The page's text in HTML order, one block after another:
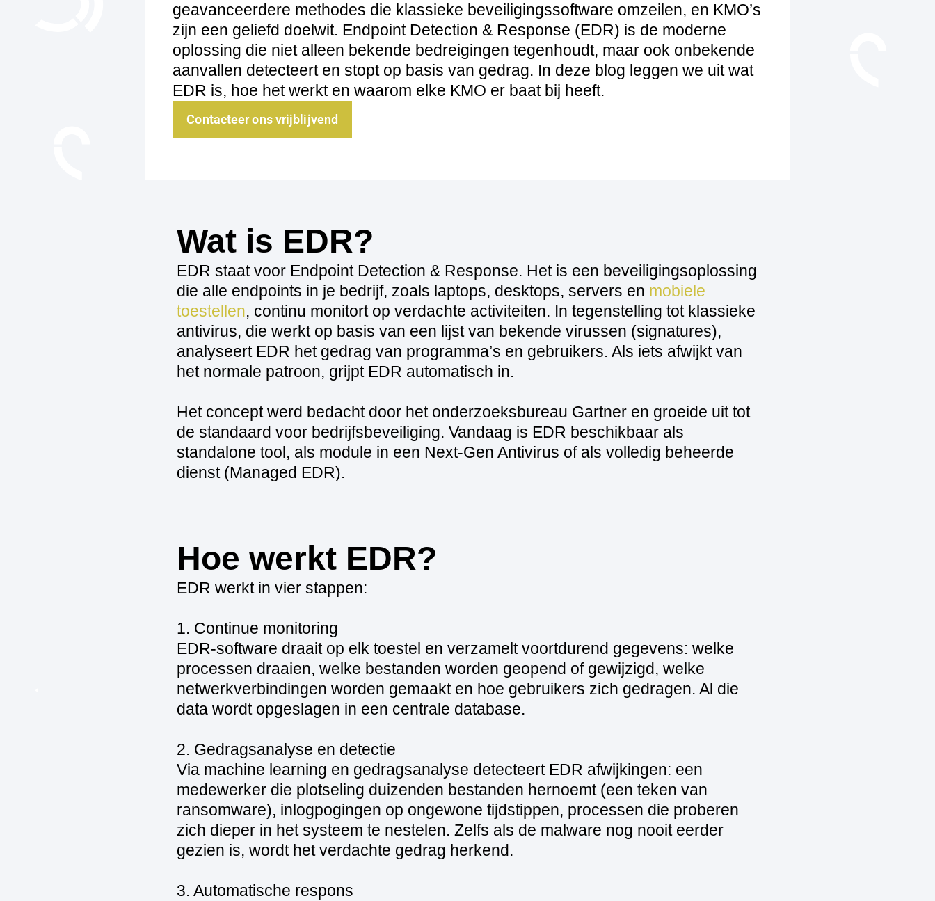
geavanceerdere methodes die klassieke beveiligingssoftware omzeilen, en KMO’s
zijn een geliefd doelwit. Endpoint Detection & Response (EDR) is de moderne
oplossing die niet alleen bekende bedreigingen tegenhoudt, maar ook onbekende
aanvallen detecteert en stopt op basis van gedrag. In deze blog leggen we uit wat
EDR is, hoe het werkt en waarom elke KMO er baat bij heeft.
Contacteer ons vrijblijvend
Wat is EDR?
EDR staat voor Endpoint Detection & Response. Het is een beveiligingsoplossing
die alle endpoints in je bedrijf, zoals laptops, desktops, servers en mobiele
toestellen, continu monitort op verdachte activiteiten. In tegenstelling tot klassieke
antivirus, die werkt op basis van een lijst van bekende virussen (signatures),
analyseert EDR het gedrag van programma’s en gebruikers. Als iets afwijkt van
het normale patroon, grijpt EDR automatisch in.
Het concept werd bedacht door het onderzoeksbureau Gartner en groeide uit tot
de standaard voor bedrijfsbeveiliging. Vandaag is EDR beschikbaar als
standalone tool, als module in een Next-Gen Antivirus of als volledig beheerde
dienst (Managed EDR).
Hoe werkt EDR?
EDR werkt in vier stappen:
1. Continue monitoring
EDR-software draait op elk toestel en verzamelt voortdurend gegevens: welke
processen draaien, welke bestanden worden geopend of gewijzigd, welke
netwerkverbindingen worden gemaakt en hoe gebruikers zich gedragen. Al die
data wordt opgeslagen in een centrale database.
2. Gedragsanalyse en detectie
Via machine learning en gedragsanalyse detecteert EDR afwijkingen: een
medewerker die plotseling duizenden bestanden hernoemt (een teken van
ransomware), inlogpogingen op ongewone tijdstippen, processen die proberen
zich dieper in het systeem te nestelen. Zelfs als de malware nog nooit eerder
gezien is, wordt het verdachte gedrag herkend.
3. Automatische respons